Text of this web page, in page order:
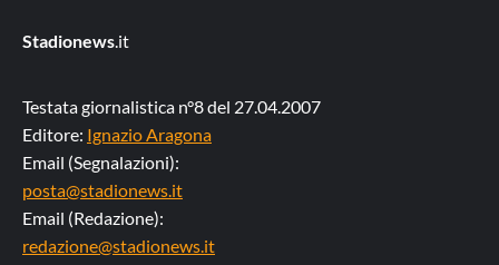
Stadionews.it
Testata giornalistica n°8 del 27.04.2007
Editore: Ignazio Aragona
Email (Segnalazioni):
posta@stadionews.it
Email (Redazione):
redazione@stadionews.it